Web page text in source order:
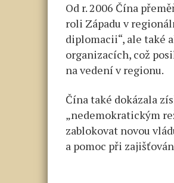
Od r. 2006 Čína
roli Západu v
diplomacii“, ale také
organizacích, což
na vedení v regionu.
Čína také dokázala
„nedemokratickým
zablokovat novou
a pomoc při